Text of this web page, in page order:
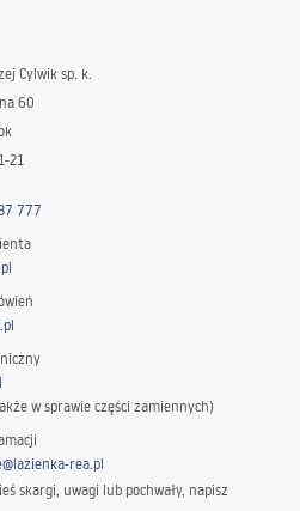
Cylwik sp. k.
60
21
777
w sprawie części zamiennych)
rea.pl
skargi, uwagi lub pochwały, napisz